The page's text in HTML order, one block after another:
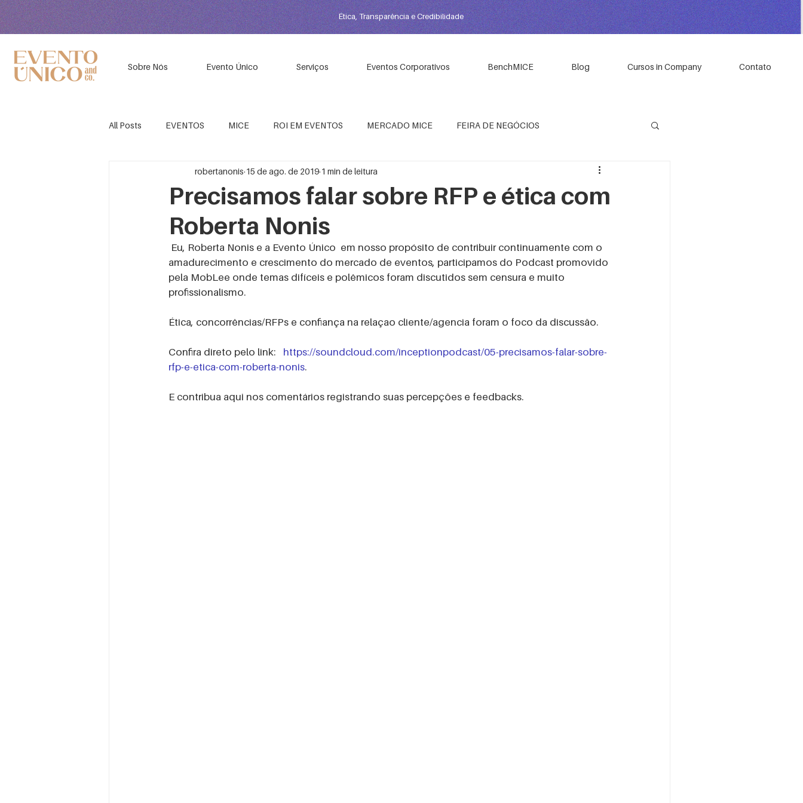
Ética, Transparência e Credibilidade
Sobre Nós Evento Único Serviços Eventos Corporativos BenchMICE Blog Cursos in Company Contato
All Posts EVENTOS MICE ROI EM EVENTOS MERCADO MICE FEIRA DE NEGÓCIOS
EVENTOS EDUCACIONAIS KPIS EM EVENTOS GESTÃO ESTRATÉGICA DE EVENTOS
CURSO ONLINE GESTÃO DE EVENTOS PROFISSIONAL DE EVENTOS
MULHERES DE EVENTOS ONU MULHERES
Precisamos falar sobre RFP e ética com
Roberta Nonis
robertanonis 15 de ago. de 2019 1 min de leitura
amadurecimento e crescimento do mercado de eventos, participamos do Podcast promovido
pela MobLee onde temas difíceis e polêmicos foram discutidos sem censura e muito
profissionalismo.
Ética, concorrências/RFPs e confiança na relaçao cliente/agencia foram o foco da discussão.
Confira direto pelo link: https://soundcloud.com/inceptionpodcast/05-precisamos-falar-sobre-
rfp-e-etica-com-roberta-nonis.
E contribua aqui nos comentários registrando suas percepções e feedbacks.